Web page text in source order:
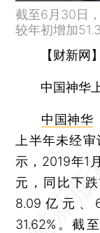
截至6月30日
较年初增加
【财新网】
中国神华
中国神华
上半年未经
示，2019年1
元，同比下
8.09亿元、
31.62%。截